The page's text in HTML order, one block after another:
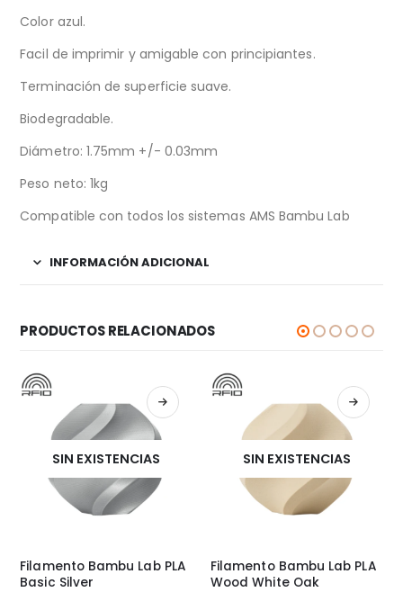
Color azul.
Facil de imprimir y amigable con principiantes.
Terminación de superficie suave.
Biodegradable.
Diámetro: 1.75mm +/- 0.03mm
Peso neto: 1kg
Compatible con todos los sistemas AMS Bambu Lab
INFORMACIÓN ADICIONAL
PRODUCTOS RELACIONADOS
SIN EXISTENCIAS
Filamento Bambu Lab PLA
Basic Silver
SIN EXISTENCIAS
Filamento Bambu Lab PLA
Wood White Oak